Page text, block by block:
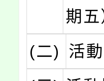
期五
(二)
活